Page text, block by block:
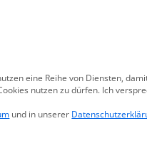
eine Reihe von Diensten,
nutzen zu dürfen. Ich
und in unserer